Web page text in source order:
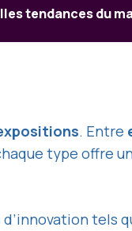
tendances du
. Entre
type offre
tels